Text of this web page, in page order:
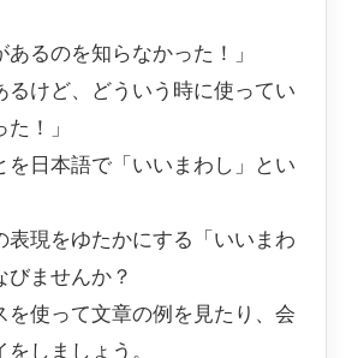
あるのを知らなかった！」
るけど、どういう時に使ってい
！」
を日本語で「いいまわし」とい
表現をゆたかにする「いいまわ
びませんか？
を使って文章の例を見たり、会
しましょう。